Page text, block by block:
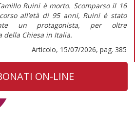
Ruini è morto. Scomparso il 16
all’età di 95 anni, Ruini è stato
un protagonista, per oltre
della Chiesa in Italia.
Articolo, 15/07/2026, pag. 385
ON-LINE